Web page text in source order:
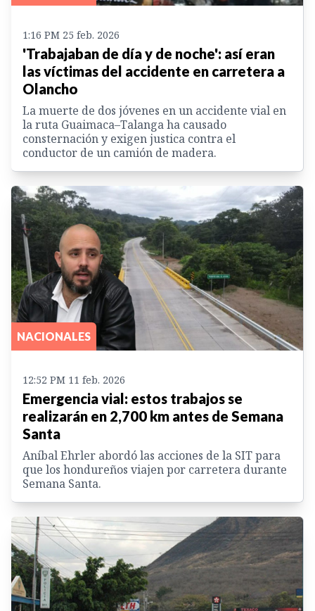
1:16 PM 25 feb. 2026
'Trabajaban de día y de noche': así eran
las víctimas del accidente en carretera a
Olancho
La muerte de dos jóvenes en un accidente vial en
la ruta Guaimaca–Talanga ha causado
consternación y exigen justica contra el
conductor de un camión de madera.
NACIONALES
12:52 PM 11 feb. 2026
Emergencia vial: estos trabajos se
realizarán en 2,700 km antes de Semana
Santa
Aníbal Ehrler abordó las acciones de la SIT para
que los hondureños viajen por carretera durante
Semana Santa.